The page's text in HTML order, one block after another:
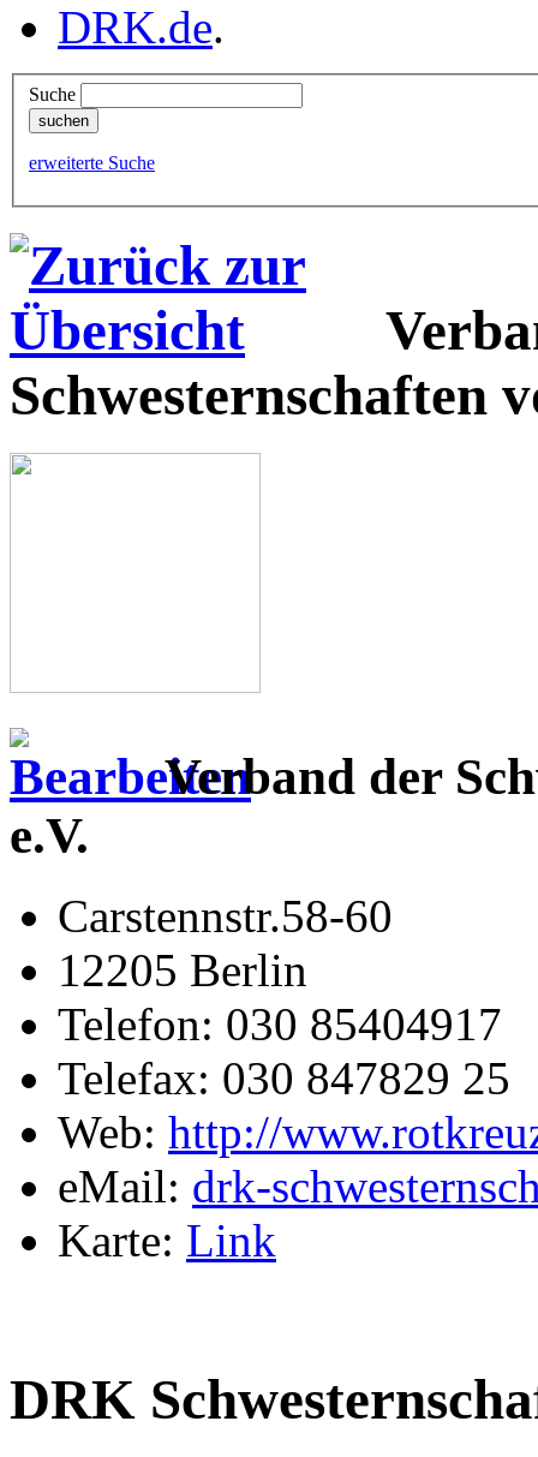
DRK.de.
Suche
erweiterte Suche
Schwesternschaften
Verband der
e.V.
Carstennstr.58-60
12205 Berlin
Telefon: 030 85404917
Telefax: 030 847829 25
Web: http://
eMail: drk-
Karte: Link
DRK